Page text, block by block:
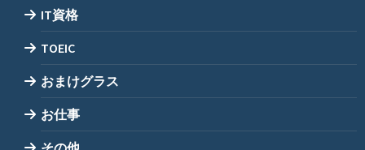
IT資格
TOEIC
おまけグラス
お仕事